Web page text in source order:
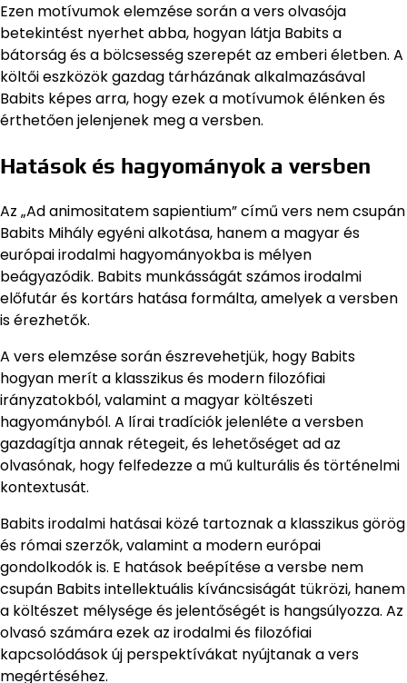
Ezen motívumok elemzése során a vers olvasója
betekintést nyerhet abba, hogyan látja Babits a
bátorság és a bölcsesség szerepét az emberi életben. A
költői eszközök gazdag tárházának alkalmazásával
Babits képes arra, hogy ezek a motívumok élénken és
érthetően jelenjenek meg a versben.
Hatások és hagyományok a versben
Az „Ad animositatem sapientium” című vers nem csupán
Babits Mihály egyéni alkotása, hanem a magyar és
európai irodalmi hagyományokba is mélyen
beágyazódik. Babits munkásságát számos irodalmi
előfutár és kortárs hatása formálta, amelyek a versben
is érezhetők.
A vers elemzése során észrevehetjük, hogy Babits
hogyan merít a klasszikus és modern filozófiai
irányzatokból, valamint a magyar költészeti
hagyományból. A lírai tradíciók jelenléte a versben
gazdagítja annak rétegeit, és lehetőséget ad az
olvasónak, hogy felfedezze a mű kulturális és történelmi
kontextusát.
Babits irodalmi hatásai közé tartoznak a klasszikus görög
és római szerzők, valamint a modern európai
gondolkodók is. E hatások beépítése a versbe nem
csupán Babits intellektuális kíváncsiságát tükrözi, hanem
a költészet mélysége és jelentőségét is hangsúlyozza. Az
olvasó számára ezek az irodalmi és filozófiai
kapcsolódások új perspektívákat nyújtanak a vers
megértéséhez.